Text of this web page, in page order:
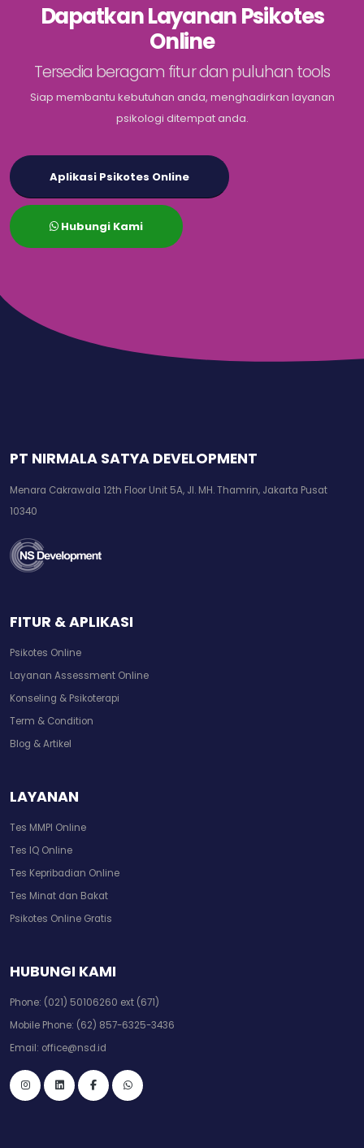
Dapatkan Layanan Psikotes
Online
Tersedia beragam fitur dan puluhan tools
Siap membantu kebutuhan anda, menghadirkan layanan
psikologi ditempat anda.
Aplikasi Psikotes Online
Hubungi Kami
PT NIRMALA SATYA DEVELOPMENT
Menara Cakrawala 12th Floor Unit 5A, Jl. MH. Thamrin, Jakarta Pusat
10340
FITUR & APLIKASI
Psikotes Online
Layanan Assessment Online
Konseling & Psikoterapi
Term & Condition
Blog & Artikel
LAYANAN
Tes MMPI Online
Tes IQ Online
Tes Kepribadian Online
Tes Minat dan Bakat
Psikotes Online Gratis
HUBUNGI KAMI
Phone: (021) 50106260 ext (671)
Mobile Phone: (62) 857-6325-3436
Email: office@nsd.id